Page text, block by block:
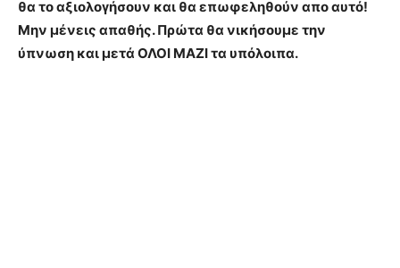
θα το αξιολογήσουν και θα επωφεληθούν απο αυτό!
Μην μένεις απαθής. Πρώτα θα νικήσουμε την
ύπνωση και μετά ΟΛΟΙ ΜΑΖΙ τα υπόλοιπα.